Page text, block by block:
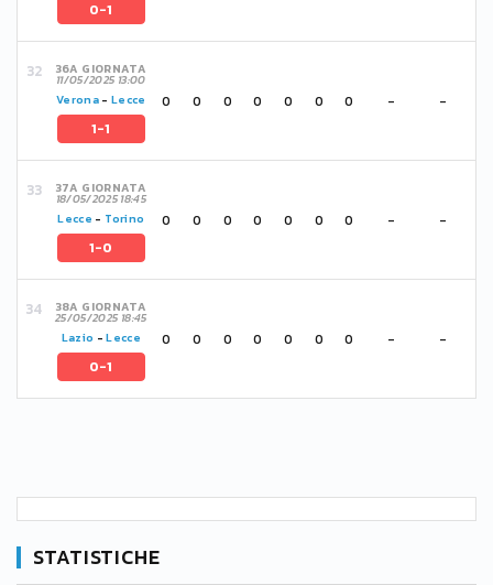
0-1
36A GIORNATA
11/05/2025 13:00
Verona -Lecce
1-1
0 0 0 0 0 0 0 - -
37A GIORNATA
18/05/2025 18:45
Lecce - Torino
1-0
0 0 0 0 0 0 0 - -
38A GIORNATA
25/05/2025 18:45
Lazio -Lecce
0-1
0 0 0 0 0 0 0 - -
STATISTICHE